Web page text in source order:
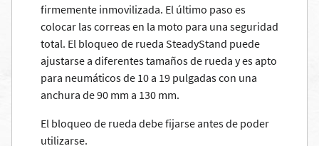
firmemente inmovilizada. El último paso es
colocar las correas en la moto para una seguridad
total. El bloqueo de rueda SteadyStand puede
ajustarse a diferentes tamaños de rueda y es apto
para neumáticos de 10 a 19 pulgadas con una
anchura de 90 mm a 130 mm.
El bloqueo de rueda debe fijarse antes de poder
utilizarse.